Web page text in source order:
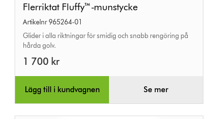
Fluffy™-
munstycke
Flerriktat Fluffy™-munstycke
Artikelnr 965264-01
Glider i alla riktningar för smidig och snabb rengöring på
hårda golv.
1 700 kr
Lägg till i kundvagnen Se mer